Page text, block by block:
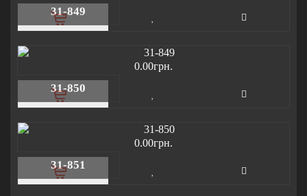
31-849
0.00грн.
31-850
0.00грн.
31-851